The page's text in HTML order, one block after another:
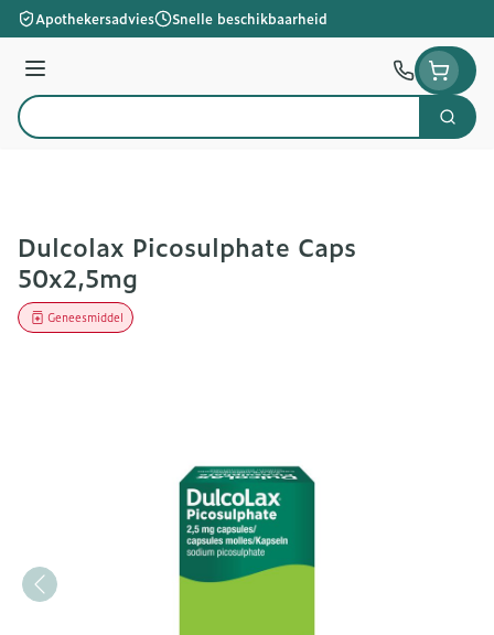
Ga naar de inhoud
Apothekersadvies Snelle beschikbaarheid
Menu
Product, merk, categorie...
Zoek
Dulcolax Picosulphate Caps
50x2,5mg
Geneesmiddel